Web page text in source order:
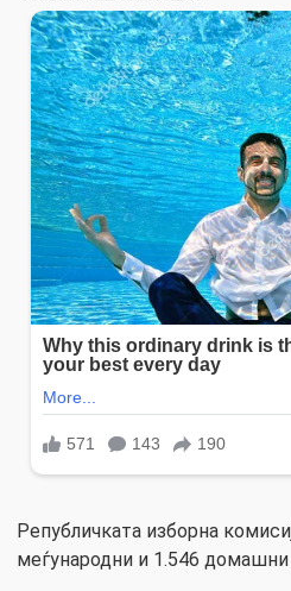
Републичката изборна
меѓународни и 1.546